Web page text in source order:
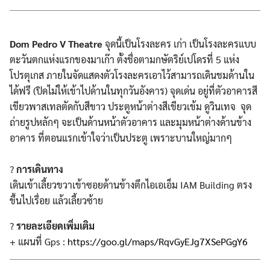
Dom Pedro V Theatreจุดนี้เป็นโรงละคร เก่า เป็นโรงละครแบบ
ตะวันตกแห่งแรกของมาเก๊า ตั้งชื่อตามกษัตริย์เปโดรที่ 5 แห่ง
โปรตุเกส ภายในจัดแสดงตัวโรงละครเอาไว้สามารถเดินชมด้านใน
ได้ฟรี (ปิดไม่ให้เข้าไปด้านในทุกวันอังคาร) จุดเด่น อยู่ที่ตัวอาคารสี
เขียวพาสเทลตัดกับสีขาว ประตูหน้าต่างสีเขียวเข้ม ดูวินเทจ จุด
ถ่ายรูปหลักๆ จะเป็นด้านหน้าตัวอาคาร และมุมหน้าต่างด้านข้าง
อาคาร ที่ตอนแรกเข้าใจว่าเป็นประตู เพราะบานใหญ่มากๆ
?การเดินทาง
เดินเข้าเลี้ยวขวาเข้าซอยด้านข้างตึกไอเอเอ็ม IAM Building ตรง
ขึ้นไปเรื่อย แล้วเลี้ยวซ้าย
?รายละเอียดเพิ่มเติม
+ แผนที่ Gps : https://goo.gl/maps/RqvGyEJg7XSePGgY6